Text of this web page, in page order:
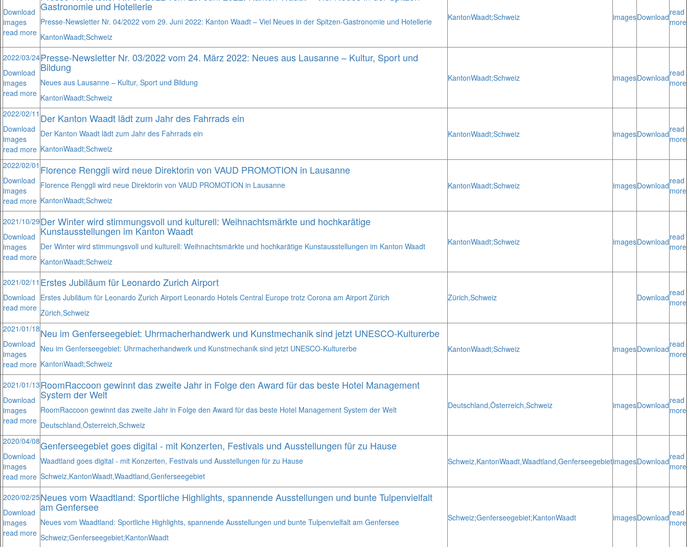
Download
images
read more
Gastronomie und Hotellerie
Presse-Newsletter Nr. 04/2022 vom 29. Juni 2022: Kanton Waadt – Viel Neues in der Spitzen-Gastronomie und Hotellerie
KantonWaadt;Schweiz
KantonWaadt;Schweiz imagesDownloadread
more
2022/03/24
Download
images
read more
Presse-Newsletter Nr. 03/2022 vom 24. März 2022: Neues aus Lausanne – Kultur, Sport und
Bildung
Neues aus Lausanne – Kultur, Sport und Bildung
KantonWaadt;Schweiz
KantonWaadt;Schweiz imagesDownloadread
more
2022/02/11
Download
images
read more
Der Kanton Waadt lädt zum Jahr des Fahrrads ein
Der Kanton Waadt lädt zum Jahr des Fahrrads ein
KantonWaadt;Schweiz
KantonWaadt;Schweiz imagesDownloadread
more
2022/02/01
Download
images
read more
Florence Renggli wird neue Direktorin von VAUD PROMOTION in Lausanne
Florence Renggli wird neue Direktorin von VAUD PROMOTION in Lausanne
KantonWaadt;Schweiz
KantonWaadt;Schweiz imagesDownloadread
more
2021/10/29
Download
images
read more
Der Winter wird stimmungsvoll und kulturell: Weihnachtsmärkte und hochkarätige
Kunstausstellungen im Kanton Waadt
Der Winter wird stimmungsvoll und kulturell: Weihnachtsmärkte und hochkarätige Kunstausstellungen im Kanton Waadt
KantonWaadt;Schweiz
KantonWaadt;Schweiz imagesDownloadread
more
2021/02/11
Download
read more
Erstes Jubiläum für Leonardo Zurich Airport
Erstes Jubiläum für Leonardo Zurich Airport Leonardo Hotels Central Europe trotz Corona am Airport Zürich
Zürich,Schweiz
Zürich,Schweiz Downloadread
more
2021/01/18
Download
images
read more
Neu im Genferseegebiet: Uhrmacherhandwerk und Kunstmechanik sind jetzt UNESCO-Kulturerbe
Neu im Genferseegebiet: Uhrmacherhandwerk und Kunstmechanik sind jetzt UNESCO-Kulturerbe
KantonWaadt;Schweiz
KantonWaadt;Schweiz imagesDownloadread
more
2021/01/13
Download
images
read more
RoomRaccoon gewinnt das zweite Jahr in Folge den Award für das beste Hotel Management
System der Welt
RoomRaccoon gewinnt das zweite Jahr in Folge den Award für das beste Hotel Management System der Welt
Deutschland,Österreich,Schweiz
Deutschland,Österreich,Schweiz imagesDownloadread
more
2020/04/08
Download
images
read more
Genferseegebiet goes digital - mit Konzerten, Festivals und Ausstellungen für zu Hause
Waadtland goes digital - mit Konzerten, Festivals und Ausstellungen für zu Hause
Schweiz,KantonWaadt,Waadtland,Genferseegebiet
Schweiz,KantonWaadt,Waadtland,GenferseegebietimagesDownloadread
more
2020/02/25
Download
images
read more
Neues vom Waadtland: Sportliche Highlights, spannende Ausstellungen und bunte Tulpenvielfalt
am Genfersee
Neues vom Waadtland: Sportliche Highlights, spannende Ausstellungen und bunte Tulpenvielfalt am Genfersee
Schweiz;Genferseegebiet;KantonWaadt
Schweiz;Genferseegebiet;KantonWaadt imagesDownloadread
more